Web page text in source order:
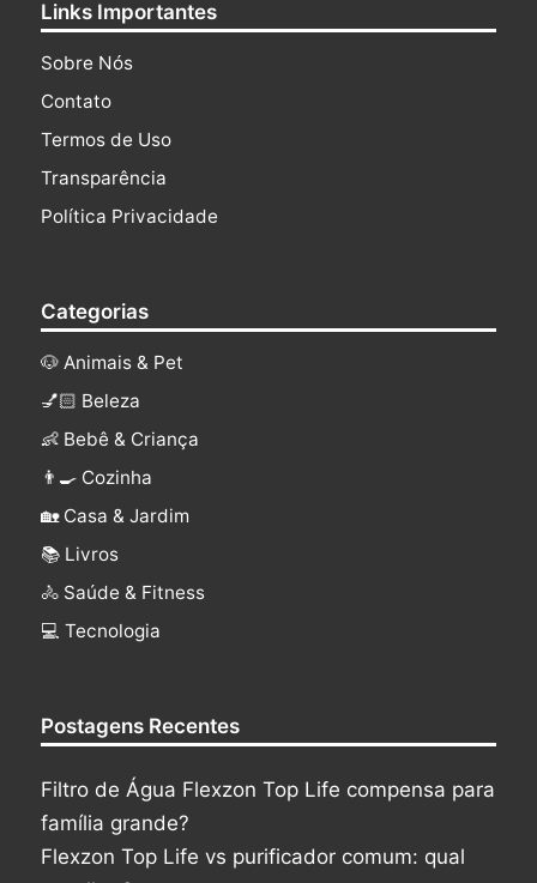
Links Importantes
Sobre Nós
Contato
Termos de Uso
Transparência
Política Privacidade
Categorias
🐶 Animais & Pet
💅🏻 Beleza
👶 Bebê & Criança
👨‍🍳 Cozinha
🏡 Casa & Jardim
📚 Livros
🚴 Saúde & Fitness
‍💻 Tecnologia
Postagens Recentes
Filtro de Água Flexzon Top Life compensa para
família grande?
Flexzon Top Life vs purificador comum: qual